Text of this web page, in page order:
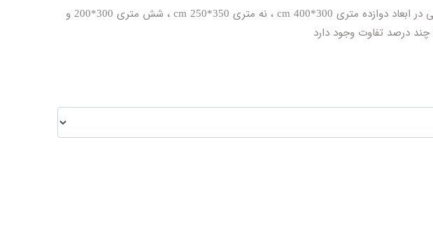
روفرشی کشدار مخمل شانل با تراکم بالا ، ثبات رنگ ، جارو کشی آسان ، قابل شستشو در ماشین لباس شویی در ابعاد دوازده متری 300*400 cm ، نه متری 350*250 cm ، شش متری 300*200 و